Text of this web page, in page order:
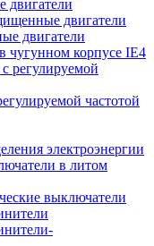
двигатели
двигатели
чугунном корпусе IE4
регулируемой
частотой
электроэнергии
в литом
выключатели